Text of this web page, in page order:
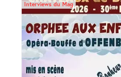
Interviews du Mag